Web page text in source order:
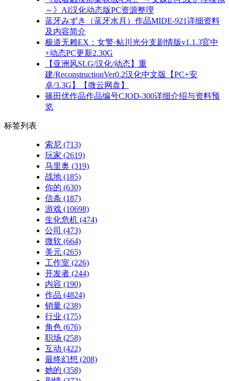
～》AI汉化动态版PC资源整理
蓝牙みずき（蓝牙水月）作品MIDE-921详细资料
及内容简介
极道无赖EX：女警·鲇川光分支剧情版v1.1.3官中
+动态PC更新2.30G
【亚洲风SLG/汉化/动态】重
建/ReconstructionVer0.2汉化中文版【PC+安
卓/3.3G】【微云网盘】
篠田优作品作品编号CJOD-300详细介绍与资料预
览
标签列表
索尼 (713)
玩家 (2619)
马里奥 (319)
战地 (185)
你的 (630)
信条 (187)
游戏 (10698)
生化危机 (474)
公司 (473)
微软 (664)
美元 (265)
工作室 (226)
开发者 (244)
内容 (190)
作品 (4824)
销量 (238)
行业 (175)
角色 (676)
职场 (258)
互动 (422)
最终幻想 (208)
她的 (358)